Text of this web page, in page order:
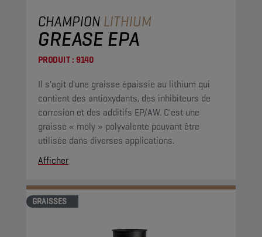
CHAMPION LITHIUM
GREASE EPA
PRODUIT : 9140
Il s'agit d'une graisse épaissie au lithium qui
contient des antioxydants, des inhibiteurs de
corrosion et des additifs EP/AW. C'est une
graisse « moly » polyvalente pouvant être
utilisée dans diverses applications.
Afficher
GRAISSES